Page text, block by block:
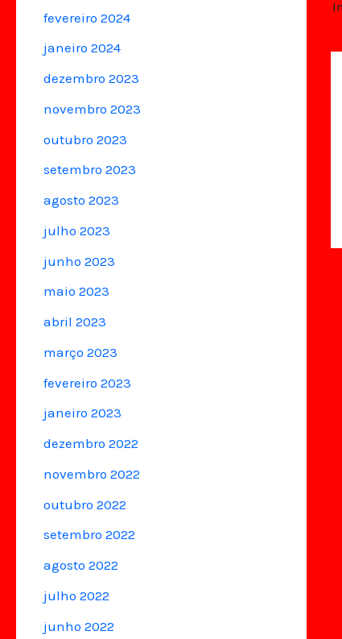
fevereiro 2024
janeiro 2024
dezembro 2023
novembro 2023
outubro 2023
setembro 2023
agosto 2023
julho 2023
junho 2023
maio 2023
abril 2023
março 2023
fevereiro 2023
janeiro 2023
dezembro 2022
novembro 2022
outubro 2022
setembro 2022
agosto 2022
julho 2022
junho 2022